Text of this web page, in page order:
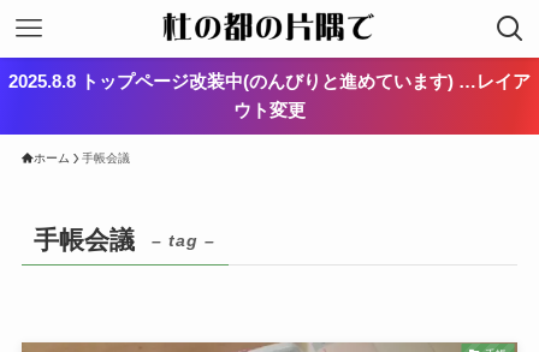
2025.8.8 トップページ改装中(のんびりと進めています) …レイア
ウト変更
ホーム 手帳会議
手帳会議 – tag –